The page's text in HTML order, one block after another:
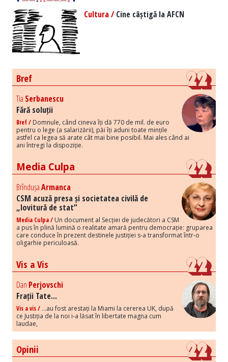
Cultura /Cine câștigă la AFCN
Bref
Tia Serbanescu
Fără soluții
Bref / Domnule, când cineva îți dă 770 de mil. de euro
pentru o lege (a salarizării), păi îți aduni toate mințile
astfel ca legea să arate cât mai bine posibil. Mai ales când ai
ani întregi la dispoziție.
Media Culpa
BrîndușaArmanca
CSM acuză presa și societatea civilă de
„lovitură de stat”
Media Culpa / Un document al Secției de judecători a CSM
a pus în plină lumină o realitate amară pentru democrație: gruparea
care conduce în prezent destinele justiției s-a transformat într-o
oligarhie periculoasă.
Vis a Vis
Dan Perjovschi
Frații Tate...
Vis a vis / ...au fost arestați la Miami la cererea UK, după
ce Justiția de la noi i-a lăsat în libertate magna cum
laudae,
Opinii